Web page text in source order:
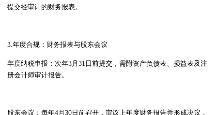
提交经审计的财务报表。
3.年度合规：财务报表与股东会议
年度纳税申报：次年3月31日前提交，需附资产负债表、损益表及注
册会计师审计报告。
股东会议：每年4月30日前召开，审议上年度财务报告并形成决议，